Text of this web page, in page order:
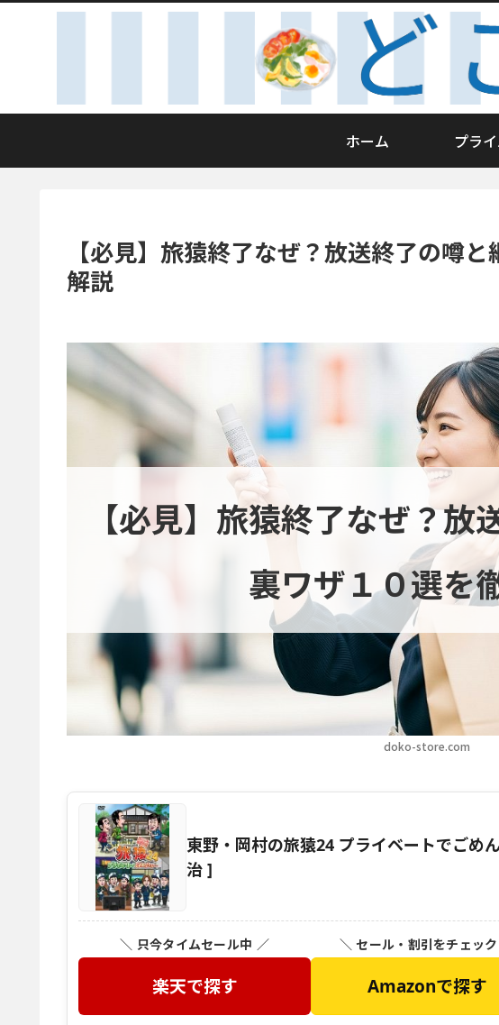
ホーム プラ
【必見】旅猿終了なぜ？放送終了の噂
解説
doko-store.com
【必見】旅猿終了なぜ？
裏ワザ１０選を
東野・岡村の旅猿24 プライベートでごめ
治 ]
＼ 只今タイムセール中 ／
楽天で探す
＼ セール・割引をチェッ
Amazonで探す